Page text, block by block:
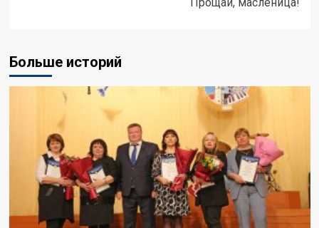
Прощай, масленица!
Больше историй